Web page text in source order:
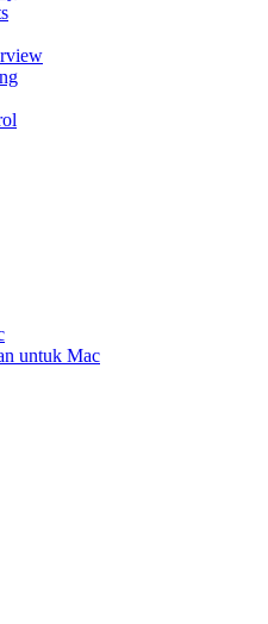
untuk Mac